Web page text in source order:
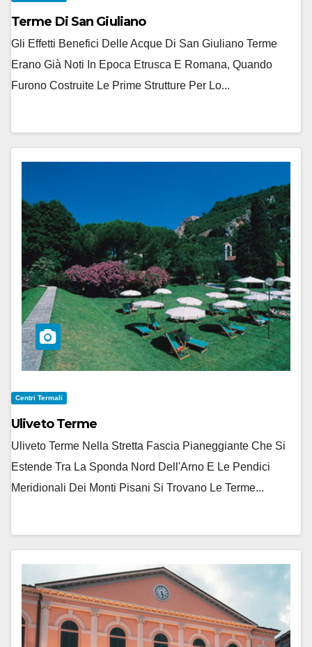
Terme Di San Giuliano
Gli Effetti Benefici Delle Acque Di San Giuliano Terme
Erano Già Noti In Epoca Etrusca E Romana, Quando
Furono Costruite Le Prime Strutture Per Lo...
Centri Termali
Uliveto Terme
Uliveto Terme Nella Stretta Fascia Pianeggiante Che Si
Estende Tra La Sponda Nord Dell'Arno E Le Pendici
Meridionali Dei Monti Pisani Si Trovano Le Terme...